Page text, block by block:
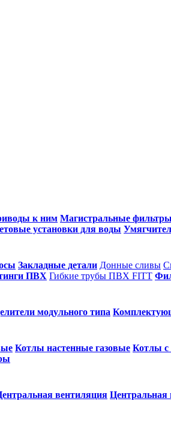
к ним Магистральные
установки для воды
Закладные детали Донные сливы
ПВХ Гибкие трубы ПВХ FITT
модульного типа
Котлы настенные газовые Котлы с
вентиляция Центральная